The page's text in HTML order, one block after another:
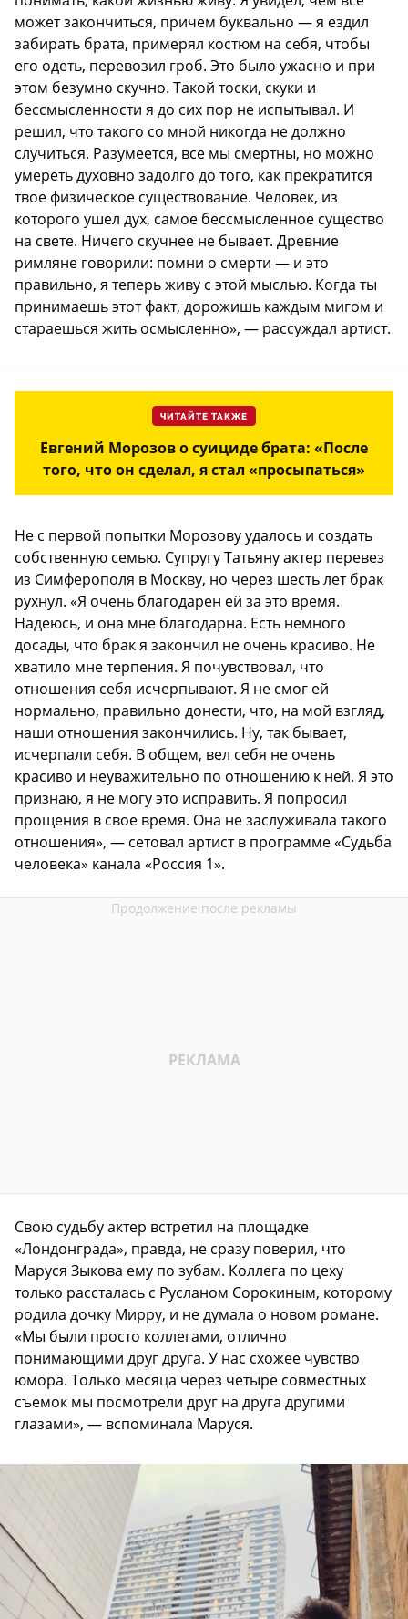
может закончиться, причем буквально — я ездил
забирать брата, примерял костюм на себя, чтобы
его одеть, перевозил гроб. Это было ужасно и при
этом безумно скучно. Такой тоски, скуки и
бессмысленности я до сих пор не испытывал. И
решил, что такого со мной никогда не должно
случиться. Разумеется, все мы смертны, но можно
умереть духовно задолго до того, как прекратится
твое физическое существование. Человек, из
которого ушел дух, самое бессмысленное существо
на свете. Ничего скучнее не бывает. Древние
римляне говорили: помни о смерти — и это
правильно, я теперь живу с этой мыслью. Когда ты
принимаешь этот факт, дорожишь каждым мигом и
стараешься жить осмысленно», — рассуждал артист.
ЧИТАЙТЕ ТАКЖЕ
Евгений Морозов о суициде брата: «После
того, что он сделал, я стал «просыпаться»
Не с первой попытки Морозову удалось и создать
собственную семью. Супругу Татьяну актер перевез
из Симферополя в Москву, но через шесть лет брак
рухнул. «Я очень благодарен ей за это время.
Надеюсь, и она мне благодарна. Есть немного
досады, что брак я закончил не очень красиво. Не
хватило мне терпения. Я почувствовал, что
отношения себя исчерпывают. Я не смог ей
нормально, правильно донести, что, на мой взгляд,
наши отношения закончились. Ну, так бывает,
исчерпали себя. В общем, вел себя не очень
красиво и неуважительно по отношению к ней. Я это
признаю, я не могу это исправить. Я попросил
прощения в свое время. Она не заслуживала такого
отношения», — сетовал артист в программе «Судьба
человека» канала «Россия 1».
Свою судьбу актер встретил на площадке
«Лондонграда», правда, не сразу поверил, что
Маруся Зыкова ему по зубам. Коллега по цеху
только рассталась с Русланом Сорокиным, которому
родила дочку Мирру, и не думала о новом романе.
«Мы были просто коллегами, отлично
понимающими друг друга. У нас схожее чувство
юмора. Только месяца через четыре совместных
съемок мы посмотрели друг на друга другими
глазами», — вспоминала Маруся.